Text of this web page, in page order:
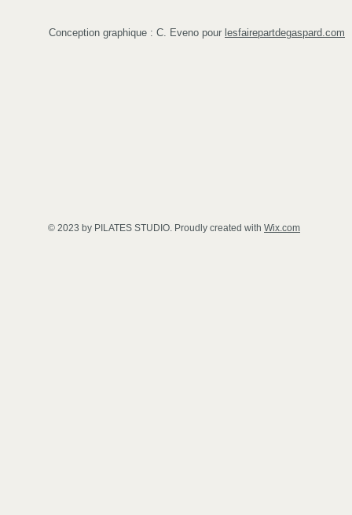
Conception graphique : C. Eveno pour lesfairepartdegaspard.com
© 2023 by PILATES STUDIO. Proudly created with Wix.com